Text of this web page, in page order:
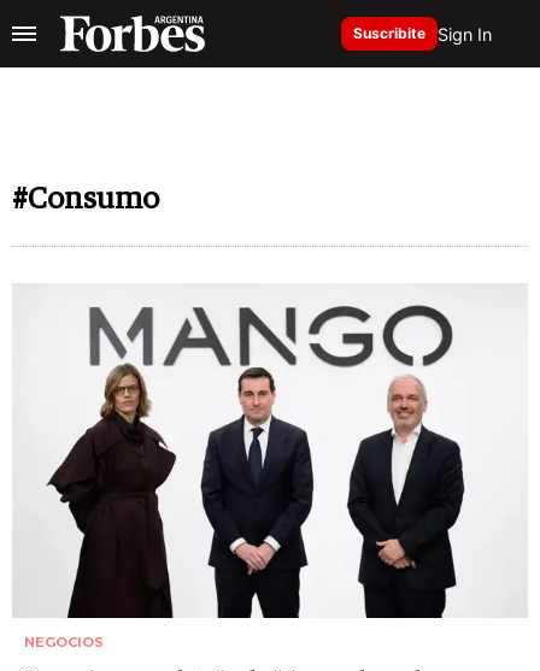
Suscribite Sign In
#Consumo
NEGOCIOS